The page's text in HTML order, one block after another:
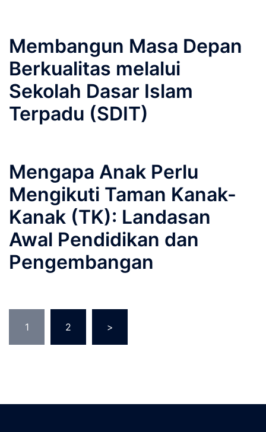
Membangun Masa Depan
Berkualitas melalui
Sekolah Dasar Islam
Terpadu (SDIT)
Mengapa Anak Perlu
Mengikuti Taman Kanak-
Kanak (TK): Landasan
Awal Pendidikan dan
Pengembangan
1 2 >